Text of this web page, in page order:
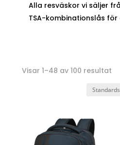
Alla resväskor vi säljer
TSA-kombinationslås
Visar 1–48 av 100 resultat